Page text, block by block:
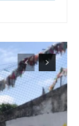
este serviço
e versões